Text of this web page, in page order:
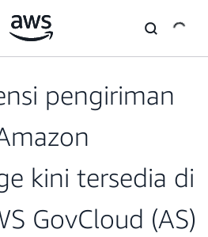
pengiriman
kini tersedia di
GovCloud (AS)